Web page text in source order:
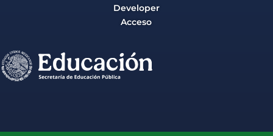
Developer
Acceso